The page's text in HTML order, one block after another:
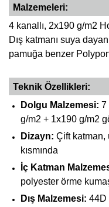
Malzemeleri:
4 kanallı, 2x190 g/m2
Dış katmanı suya
pamuğa benzer
Teknik Özellikleri:
Dolgu Malzemesi: 7
g/m2 + 1x190 g/m2
Dizayn: Çift katman,
kısmında
İç Katman
polyester örme
Dış Malzemesi: 44D